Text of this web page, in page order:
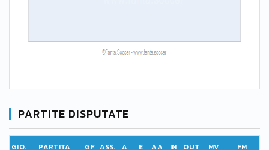
PARTITE DISPUTATE
GIO. PARTITA GF ASS. A E AA IN OUT MV FM